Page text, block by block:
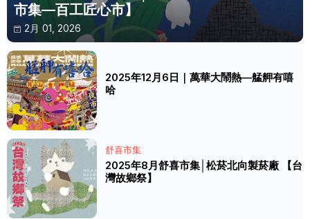
市集—百工匠心市】
2月 01, 2026
2025年12月6日｜萬華大鬧熱—艋舺有嘻
哈
舒喜市集
2025年8月舒喜市集│松菸北向製菸廠 【台
灣故鄉祭】